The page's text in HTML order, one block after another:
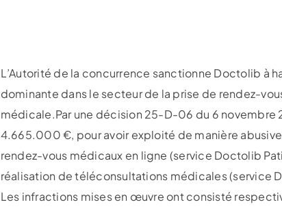
L’Autorité de la concurrence sanctionne Doctolib à
dominante dans le secteur de la prise de rendez-
médicale.Par une décision 25-D-06 du 6 novembre
4.665.000 €, pour avoir exploité de manière
rendez-vous médicaux en ligne (service Doctolib
réalisation de téléconsultations médicales (service
Les infractions mises en œuvre ont consisté